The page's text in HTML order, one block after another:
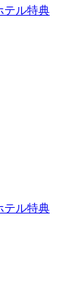
テル特典
テル特典